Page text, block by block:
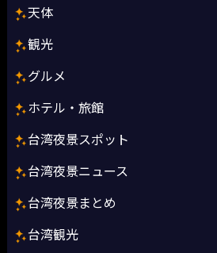
天体
観光
グルメ
ホテル・旅館
台湾夜景スポット
台湾夜景ニュース
台湾夜景まとめ
台湾観光